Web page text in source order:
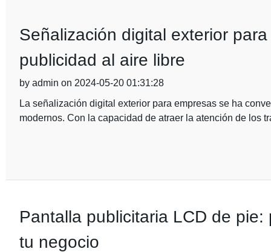
Señalización digital exterior
publicidad al aire libre
by admin on 2024-05-20 01:31:28
La señalización digital exterior para empresas se ha
modernos. Con la capacidad de atraer la atención de los
Pantalla publicitaria LCD de
tu negocio